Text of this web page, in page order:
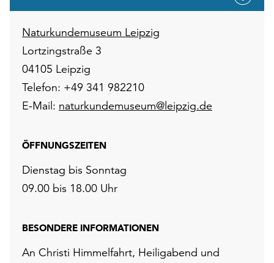
Naturkundemuseum Leipzig
Lortzingstraße 3
04105 Leipzig
Telefon: +49 341 982210
E-Mail: naturkundemuseum@leipzig.de
ÖFFNUNGSZEITEN
Dienstag bis Sonntag
09.00 bis 18.00 Uhr
BESONDERE INFORMATIONEN
An Christi Himmelfahrt, Heiligabend und